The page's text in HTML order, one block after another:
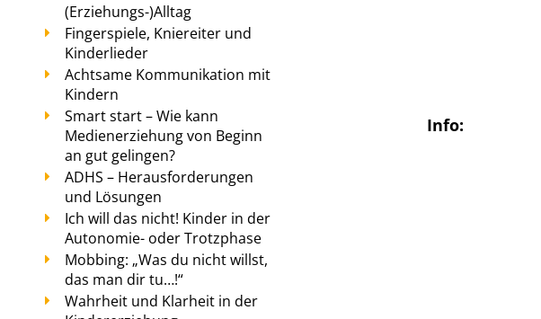
(Erziehungs-)Alltag
Fingerspiele, Kniereiter und
Kinderlieder
Achtsame Kommunikation mit
Kindern
Smart start – Wie kann
Medienerziehung von Beginn
an gut gelingen?
ADHS – Herausforderungen
und Lösungen
Ich will das nicht! Kinder in der
Autonomie- oder Trotzphase
Mobbing: „Was du nicht willst,
das man dir tu…!“
Wahrheit und Klarheit in der
Info: